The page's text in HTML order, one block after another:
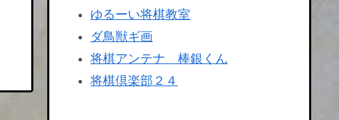
ゆるーい将棋教室
ダ鳥獣ギ画
将棋アンテナ 棒銀くん
将棋倶楽部２４